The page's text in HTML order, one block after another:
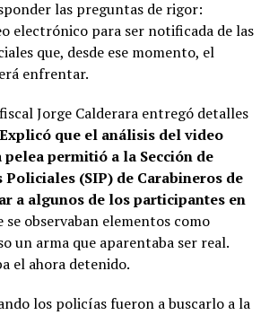
las preguntas de rigor:
electrónico para ser notificada de las
que, desde ese momento, el
enfrentar.
Jorge Calderara entregó detalles
Explicó que el análisis del video
permitió a la Sección de
(SIP) de Carabineros de
a algunos de los participantes en
se observaban elementos como
un arma que aparentaba ser real.
el ahora detenido.
los policías fueron a buscarlo a la